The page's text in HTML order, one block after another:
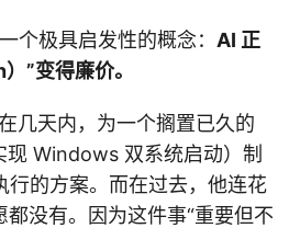
个极具启发性的概念： AI 正
”变得廉价。
几天内，为一个搁置已久的
Windows 双系统启动）制
行的方案。而在过去，他连花
没有。因为这件事“重要但不